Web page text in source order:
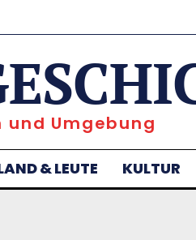
Umgebung
& LEUTE KULTUR